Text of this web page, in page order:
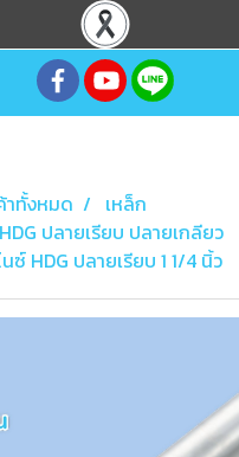
าทั้งหมด
เหล็ก
ปลายเรียบ ปลายเกลียว
ซ์ HDG ปลายเรียบ 1 1/4 นิ้ว